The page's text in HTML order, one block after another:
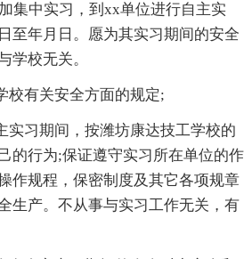
集中实习，到xx单位进行自主实
至年月日。愿为其实习期间的安全
学校无关。
校有关安全方面的规定;
实习期间，按潍坊康达技工学校的
的行为;保证遵守实习所在单位的作
作规程，保密制度及其它各项规章
生产。不从事与实习工作无关，有